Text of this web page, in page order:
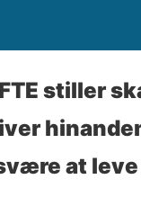
stiller
at